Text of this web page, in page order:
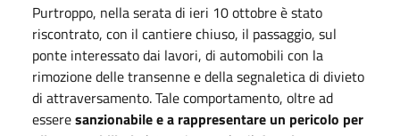
Purtroppo, nella serata di ieri 10 ottobre è stato
riscontrato, con il cantiere chiuso, il passaggio, sul
ponte interessato dai lavori, di automobili con la
rimozione delle transenne e della segnaletica di divieto
di attraversamento. Tale comportamento, oltre ad
esseresanzionabile e a rappresentare un pericolo per